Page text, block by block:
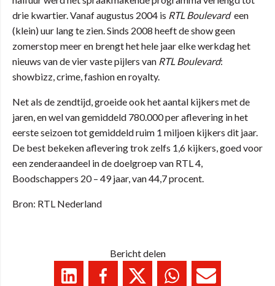
drie kwartier. Vanaf augustus 2004 is RTL Boulevardeen
(klein) uur lang te zien. Sinds 2008 heeft de show geen
zomerstop meer en brengt het hele jaar elke werkdag het
nieuws van de vier vaste pijlers van RTL Boulevard:
showbizz, crime, fashion en royalty.
Net als de zendtijd, groeide ook het aantal kijkers met de
jaren, en wel van gemiddeld 780.000 per aflevering in het
eerste seizoen tot gemiddeld ruim 1 miljoen kijkers dit jaar.
De best bekeken aflevering trok zelfs 1,6 kijkers, goed voor
een zenderaandeel in de doelgroep van RTL 4,
Boodschappers 20 – 49 jaar, van 44,7 procent.
Bron: RTL Nederland
Bericht delen